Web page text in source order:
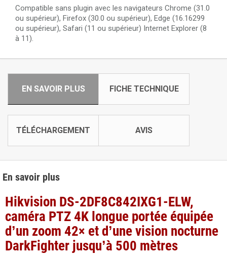
Compatible sans plugin avec les navigateurs Chrome (31.0
ou supérieur), Firefox (30.0 ou supérieur), Edge (16.16299
ou supérieur), Safari (11 ou supérieur) Internet Explorer (8
à 11).
EN SAVOIR PLUS FICHE TECHNIQUE
TÉLÉCHARGEMENT AVIS
En savoir plus
Hikvision DS-2DF8C842IXG1-ELW,
caméra PTZ 4K longue portée équipée
d’un zoom 42× et d’une vision nocturne
DarkFighter jusqu’à 500 mètres